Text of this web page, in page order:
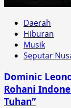
Daerah
Hiburan
Musik
Seputar
Dominic
Rohani
Tuhan”